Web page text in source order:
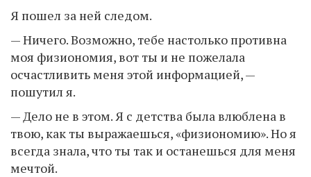
Я пошел за ней следом.
— Ничего. Возможно, тебе настолько противна
моя физиономия, вот ты и не пожелала
осчастливить меня этой информацией, —
пошутил я.
— Дело не в этом. Я с детства была влюблена в
твою, как ты выражаешься, «физиономию». Но я
всегда знала, что ты так и останешься для меня
мечтой.